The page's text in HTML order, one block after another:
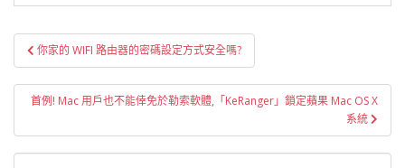
文
章
導
覽
你家的 WIFI 路由器的密碼設定方式安全嗎?
首例! Mac 用戶也不能倖免於勒索軟體,「KeRanger」鎖定蘋果 Mac OS X
系統